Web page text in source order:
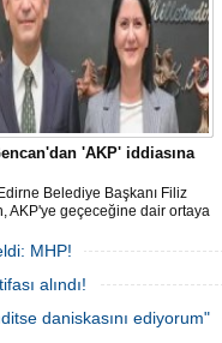
'AKP' iddiasına
Belediye Başkanı Filiz
AKP'ye geçeceğine dair ortaya
ifadeleriyle yanıt verdi.
MHP!
alındı!
daniskasını ediyorum"